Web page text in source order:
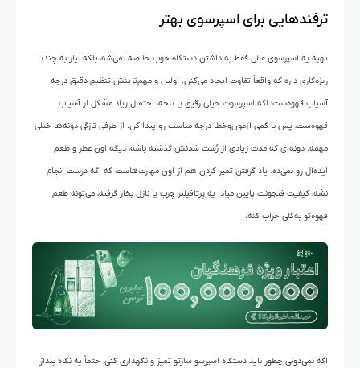
ترفندهایی برای اسپرسوی بهتر
تهیه یه اسپرسوی عالی فقط به داشتن دستگاه خوب خلاصه نمی‌شه، بلکه نیاز به چندتا
ریزه‌کاری داره که واقعاً تفاوت ایجاد می‌کنن. اولین و مهم‌ترینش تنظیم دقیق درجه
آسیاب قهوه‌ست؛ اگه اسپرسوت خیلی رقیق یا تلخه، احتمال زیاد مشکل از آسیاب
قهوه‌ست، پس با کمی آزمون‌وخطا درجه مناسب رو پیدا کن. از طرفی تازگی دونه‌ها خیلی
مهمه. دونه‌ای که مدت زیادی از رُست شدنش گذشته باشه، دیگه اون عطر و طعم
ایده‌آل رو نمی‌ده. یاد گرفتن تمپر کردن هم از اون مهارت‌هاست که اگه درست انجام
نشه، کیفیت فنجونت پایین میاد. یه پرتافیلتر چرب یا نازل بخار گرفته، می‌تونه طعم
قهوه‌تو به‌کلی خراب کنه.
اگه نمی‌دونی چطور باید دستگاه اسپرسو سازتو تمیز و نگهداری کنی، حتماً یه نگاه بنداز